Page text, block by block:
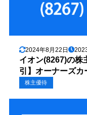
2024年8月22日
イオン(8267)の株
引】オーナーズカ
株主優待